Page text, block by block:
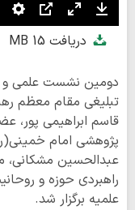
Settings
PIP Enter
fullscreenدریافت 15 MB
دومین نشست علمی و
تبلیغی مقام معظم
قاسم ابراهیمی
پژوهشی امام
عبدالحسین مشکانی،
راهبردی حوزه و
علمیه برگزار شد.